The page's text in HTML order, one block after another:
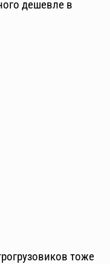
дешевле в
тоже